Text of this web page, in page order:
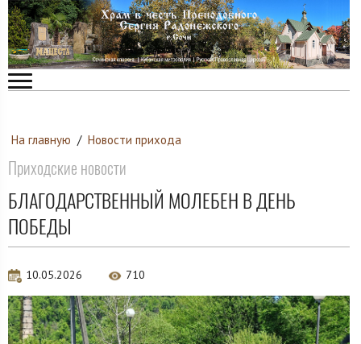
На главную / Новости прихода
Приходские новости
БЛАГОДАРСТВЕННЫЙ МОЛЕБЕН В ДЕНЬ
ПОБЕДЫ
10.05.2026 710